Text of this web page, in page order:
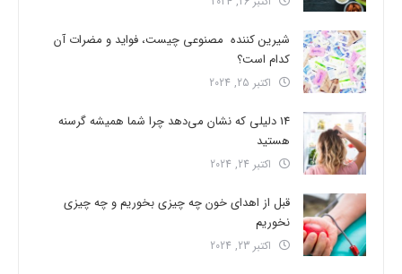
شیرین کننده مصنوعی چیست، فواید و مضرات آن
کدام است؟
اکتبر 25, 2024
14 دلیلی که نشان می‌دهد چرا شما همیشه گرسنه
هستید
اکتبر 24, 2024
قبل از اهدای خون چه چیزی بخوریم و چه چیزی
نخوریم
اکتبر 23, 2024